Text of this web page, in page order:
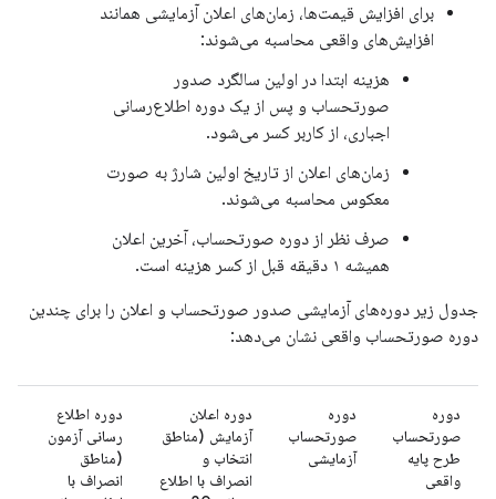
برای افزایش قیمت‌ها، زمان‌های اعلان آزمایشی همانند
افزایش‌های واقعی محاسبه می‌شوند:
هزینه ابتدا در اولین سالگرد صدور
صورتحساب و پس از یک دوره اطلاع‌رسانی
اجباری، از کاربر کسر می‌شود.
زمان‌های اعلان از تاریخ اولین شارژ به صورت
معکوس محاسبه می‌شوند.
صرف نظر از دوره صورتحساب، آخرین اعلان
همیشه ۱ دقیقه قبل از کسر هزینه است.
جدول زیر دوره‌های آزمایشی صدور صورتحساب و اعلان را برای چندین
دوره صورتحساب واقعی نشان می‌دهد:
دوره
صورتحساب
طرح پایه
واقعی
دوره
صورتحساب
آزمایشی
دوره اعلان
آزمایش (مناطق
انتخاب و
انصراف با اطلاع
دوره اطلاع
رسانی آزمون
(مناطق
انصراف با